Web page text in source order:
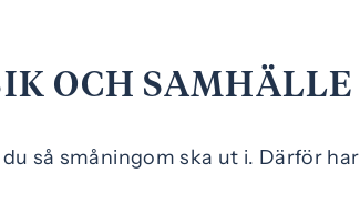
OCH SAMHÄLLE
så småningom ska ut i. Därför har